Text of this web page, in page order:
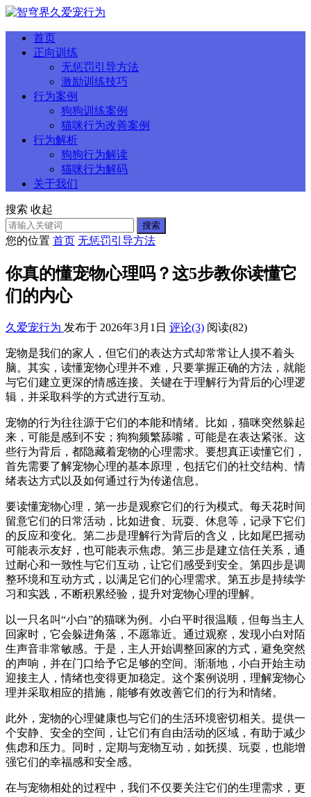
首页
正向训练
无惩罚引导方法
激励训练技巧
行为案例
狗狗训练案例
猫咪行为改善案例
行为解析
狗狗行为解读
猫咪行为解码
关于我们
搜索 收起
搜索
您的位置 首页 无惩罚引导方法
你真的懂宠物心理吗？这5步教你读懂它
们的内心
久爱宠行为 发布于 2026年3月1日 评论(3) 阅读(82)
宠物是我们的家人，但它们的表达方式却常常让人摸不着头
脑。其实，读懂宠物心理并不难，只要掌握正确的方法，就能
与它们建立更深的情感连接。关键在于理解行为背后的心理逻
辑，并采取科学的方式进行互动。
宠物的行为往往源于它们的本能和情绪。比如，猫咪突然躲起
来，可能是感到不安；狗狗频繁舔嘴，可能是在表达紧张。这
些行为背后，都隐藏着宠物的心理需求。要想真正读懂它们，
首先需要了解宠物心理的基本原理，包括它们的社交结构、情
绪表达方式以及如何通过行为传递信息。
要读懂宠物心理，第一步是观察它们的行为模式。每天花时间
留意它们的日常活动，比如进食、玩耍、休息等，记录下它们
的反应和变化。第二步是理解行为背后的含义，比如尾巴摇动
可能表示友好，也可能表示焦虑。第三步是建立信任关系，通
过耐心和一致性与它们互动，让它们感受到安全。第四步是调
整环境和互动方式，以满足它们的心理需求。第五步是持续学
习和实践，不断积累经验，提升对宠物心理的理解。
以一只名叫“小白”的猫咪为例。小白平时很温顺，但每当主人
回家时，它会躲进角落，不愿靠近。通过观察，发现小白对陌
生声音非常敏感。于是，主人开始调整回家的方式，避免突然
的声响，并在门口给予它足够的空间。渐渐地，小白开始主动
迎接主人，情绪也变得更加稳定。这个案例说明，理解宠物心
理并采取相应的措施，能够有效改善它们的行为和情绪。
此外，宠物的心理健康也与它们的生活环境密切相关。提供一
个安静、安全的空间，让它们有自由活动的区域，有助于减少
焦虑和压力。同时，定期与宠物互动，如抚摸、玩耍，也能增
强它们的幸福感和安全感。
在与宠物相处的过程中，我们不仅要关注它们的生理需求，更